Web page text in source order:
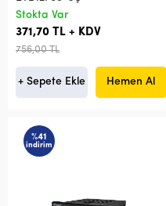
Stokta Var
371,70 TL + KDV
756,00 TL
+ Sepete Ekle Hemen Al
%41
indirim